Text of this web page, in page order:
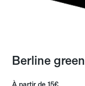
Berline green
À partir de 15€